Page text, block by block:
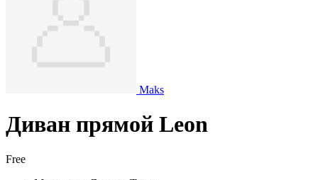
Maks
Диван прямой Leon
Free